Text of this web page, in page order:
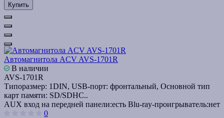
Купить
Автомагнитола ACV AVS-1701R
В наличии
AVS-1701R
Типоразмер: 1DIN, USB-порт: фронтальный, Основной тип
карт памяти: SD/SDHC..
AUX вход на передней панели:есть Blu-ray-проигрыватель:нет
0